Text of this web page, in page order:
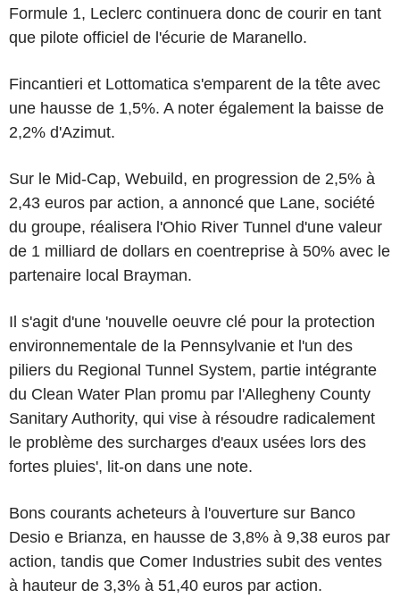
Formule 1, Leclerc continuera donc de courir en tant
que pilote officiel de l'écurie de Maranello.
Fincantieri et Lottomatica s'emparent de la tête avec
une hausse de 1,5%. A noter également la baisse de
2,2% d'Azimut.
Sur le Mid-Cap, Webuild, en progression de 2,5% à
2,43 euros par action, a annoncé que Lane, société
du groupe, réalisera l'Ohio River Tunnel d'une valeur
de 1 milliard de dollars en coentreprise à 50% avec le
partenaire local Brayman.
Il s'agit d'une 'nouvelle oeuvre clé pour la protection
environnementale de la Pennsylvanie et l'un des
piliers du Regional Tunnel System, partie intégrante
du Clean Water Plan promu par l'Allegheny County
Sanitary Authority, qui vise à résoudre radicalement
le problème des surcharges d'eaux usées lors des
fortes pluies', lit-on dans une note.
Bons courants acheteurs à l'ouverture sur Banco
Desio e Brianza, en hausse de 3,8% à 9,38 euros par
action, tandis que Comer Industries subit des ventes
à hauteur de 3,3% à 51,40 euros par action.